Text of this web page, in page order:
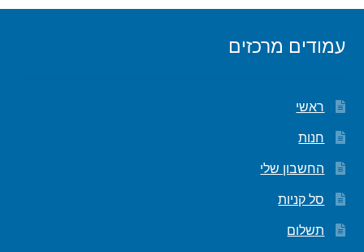
עמודים מרכזים
ראשי
חנות
החשבון שלי
סל קניות
תשלום